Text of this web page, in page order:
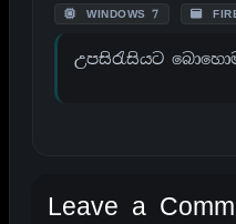
WINDOWS 7
උපසිරැසියට
Leave a